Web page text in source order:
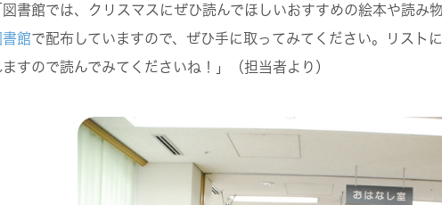
図書館では、クリスマスにぜひ読んでほしいおすすめの絵本や読み
書館で配布していますので、ぜひ手に取ってみてください。リスト
ますので読んでみてくださいね！」（担当者より）